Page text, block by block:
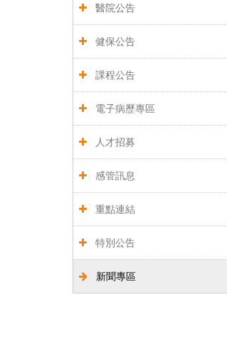
醫院公告
健保公告
課程公告
電子病歷專區
人才招募
感管訊息
重點連結
特別公告
新聞專區